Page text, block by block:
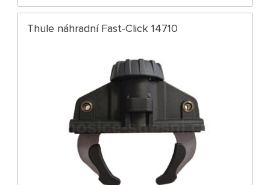
Thule náhradní Fast-Click 14710